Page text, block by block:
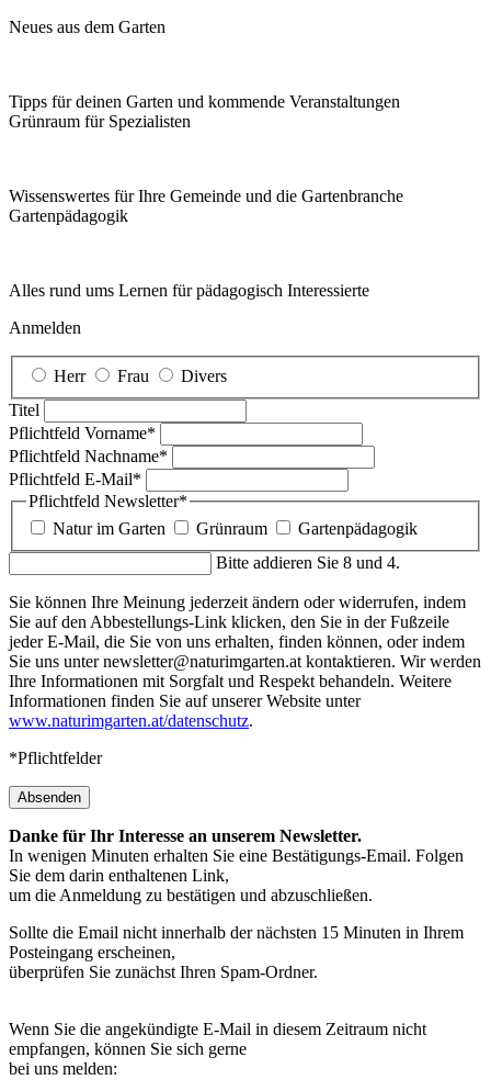
Neues aus dem Garten
Tipps für deinen Garten und kommende Veranstaltungen
Grünraum für Spezialisten
Wissenswertes für Ihre Gemeinde und die Gartenbranche
Garten­pädagogik
Alles rund ums Lernen für pädagogisch Interessierte
Anmelden
Herr Frau
Divers
Titel
Pflichtfeld Vorname*
Pflichtfeld Nachname*
Pflichtfeld E-Mail*
Pflichtfeld Newsletter*
Natur im Garten
Grünraum
Gartenpädagogik
Bitte addieren Sie 8 und 4.
Sie können Ihre Meinung jederzeit ändern oder widerrufen, indem
Sie auf den Abbestellungs-Link klicken, den Sie in der Fußzeile
jeder E-Mail, die Sie von uns erhalten, finden können, oder indem
Sie uns unter newsletter@naturimgarten.at kontaktieren. Wir werden
Ihre Informationen mit Sorgfalt und Respekt behandeln. Weitere
Informationen finden Sie auf unserer Website unter
www.naturimgarten.at/datenschutz.
*Pflichtfelder
Absenden
Danke für Ihr Interesse an unserem Newsletter.
In wenigen Minuten erhalten Sie eine Bestätigungs-Email. Folgen
Sie dem darin enthaltenen Link,
um die Anmeldung zu bestätigen und abzuschließen.
Sollte die Email nicht innerhalb der nächsten 15 Minuten in Ihrem
Posteingang erscheinen,
überprüfen Sie zunächst Ihren Spam-Ordner.
Wenn Sie die angekündigte E-Mail in diesem Zeitraum nicht
empfangen, können Sie sich gerne
bei uns melden: